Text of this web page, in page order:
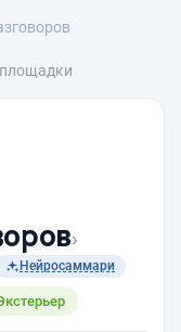
›
Нейросаммари